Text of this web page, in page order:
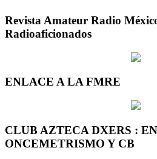
Revista Amateur Radio
Radioaficionados
ENLACE A LA FMRE
CLUB AZTECA DXERS :
ONCEMETRISMO Y CB